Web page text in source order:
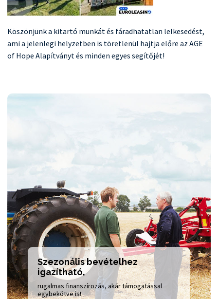
Köszönjünk a kitartó munkát és fáradhatatlan lelkesedést,
ami a jelenlegi helyzetben is töretlenül hajtja előre az AGE
of Hope Alapítványt és minden egyes segítőjét!
Szezonális bevételhez
igazítható,
rugalmas finanszírozás, akár támogatással
egybekötve is!